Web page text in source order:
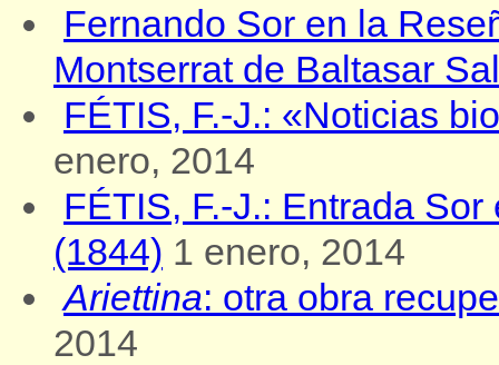
Fernando Sor en la
Montserrat de Baltasar
FÉTIS, F.-J.: «Noticias
enero, 2014
FÉTIS, F.-J.: Entrada
(1844) 1 enero, 2014
Ariettina: otra obra
2014